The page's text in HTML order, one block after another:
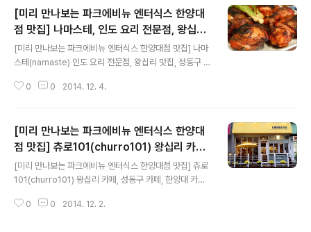
[미리 만나보는 파크에비뉴 엔터식스 한양대
점 맛집] 나마스테, 인도 요리 전문점, 왕십리
맛집, 성동구 맛집, 한양대 맛집
[미리 만나보는 파크에비뉴 엔터식스 한양대점 맛집] 나마
스테(namaste) 인도 요리 전문점, 왕십리 맛집, 성동구 맛
통 인도 요리 전문 음식점, 나마스테는 해외 특급 호텔 및
고 신선한 국산 야채로 현지의 깊은 맛과 향을 선사하는 특
급 정통 인도 요리 음식점입니다. 인도풍의 클래식하면서
도 고급스러운 분위기가 물씬 풍기는 나마스테 레스토랑은
서울에 주재하는 외국인들에게 더욱 유명한 숨겨진 맛집
입니다. 각종 요리대회에서 매년 우수상을 휩쓰는 실력을
가진 현지 요리사들이 품격있는 인도요리를 제공합니다.
0 0 2014. 12. 4.
[미리 만나보는 파크에비뉴 엔터식스 한양대
점 맛집] 츄로101(churro101) 왕십리 카페,
성동구 카페, 한양대 카페, 왕십리 츄러스
[미리 만나보는 파크에비뉴 엔터식스 한양대점 맛집] 츄로
101(churro101) 왕십리 카페, 성동구 카페, 한양대 카페,
찍어 먹는다는 사실, 알고 계신가요? 파크에비뉴 엔터식스
0 0 2014. 12. 2.